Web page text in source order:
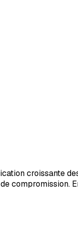
croissante
compromission.